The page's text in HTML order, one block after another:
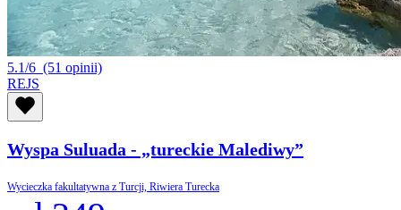
5.1/6 (51 opinii)
REJS
Wyspa Suluada - „tureckie Malediwy”
Wycieczka fakultatywna z Turcji, Riwiera Turecka